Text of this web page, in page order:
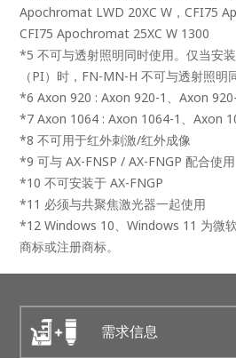
Apochromat LWD 20XC W，CFI75
CFI75 Apochromat 25XC W 1300
*5 不可与透射照明同时使用。仅当安
（PI）时，FN-MN-H 不可与透射照明
*6 Axon 920 : Axon 920-1、Axon
*7 Axon 1064 : Axon 1064-1、Axon
*8 不可用于红外刺激/红外成像
*9 可与 AX-FNSP / AX-FNGP 配合使用
*10 不可安装于 AX-FNGP
*11 必须与共聚焦激光器一起使用
*12 Windows 10、Windows 11 为微
商标或注册商标。
需求信息